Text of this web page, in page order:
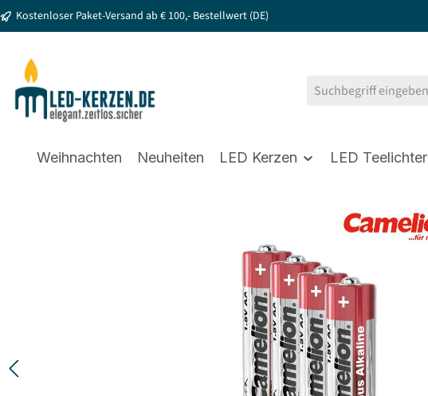
Zur Hauptnavigation springen
Kostenloser Paket-Versand ab € 100,- Bestellwert (DE)
Weihnachten Neuheiten LED Kerzen LED Teelichter